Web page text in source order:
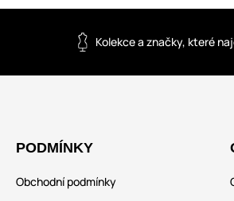
Kolekce a značky, které
PODMÍNKY
Obchodní podmínky